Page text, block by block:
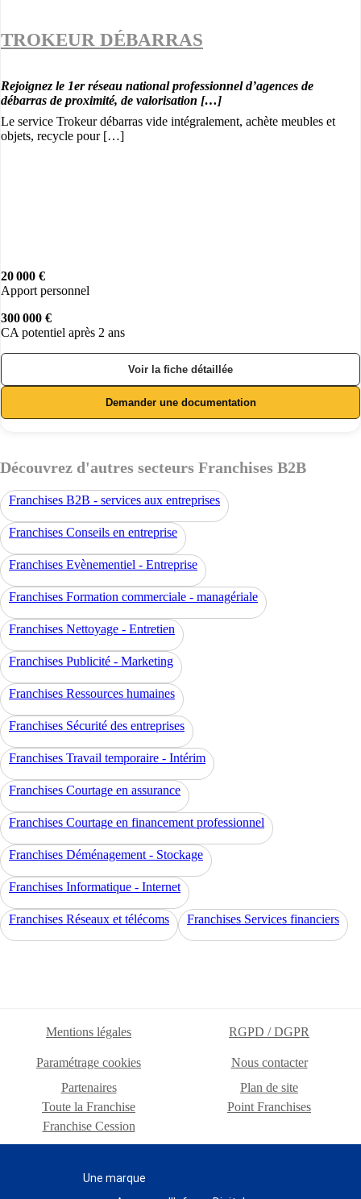
TROKEUR DÉBARRAS
Rejoignez le 1er réseau national professionnel d’agences de
débarras de proximité, de valorisation […]
Le service Trokeur débarras vide intégralement, achète meubles et
objets, recycle pour […]
20 000 €
Apport personnel
300 000 €
CA potentiel après 2 ans
Voir la fiche détaillée
Demander une documentation
Découvrez d'autres secteurs Franchises B2B
Franchises B2B - services aux entreprises
Franchises Conseils en entreprise
Franchises Evènementiel - Entreprise
Franchises Formation commerciale - managériale
Franchises Nettoyage - Entretien
Franchises Publicité - Marketing
Franchises Ressources humaines
Franchises Sécurité des entreprises
Franchises Travail temporaire - Intérim
Franchises Courtage en assurance
Franchises Courtage en financement professionnel
Franchises Déménagement - Stockage
Franchises Informatique - Internet
Franchises Réseaux et télécoms Franchises Services financiers
Mentions légales RGPD / DGPR
Paramétrage cookies
Nous contacter
Partenaires
Plan de site
Toute la Franchise
Point Franchises
Franchise Cession
Une marque